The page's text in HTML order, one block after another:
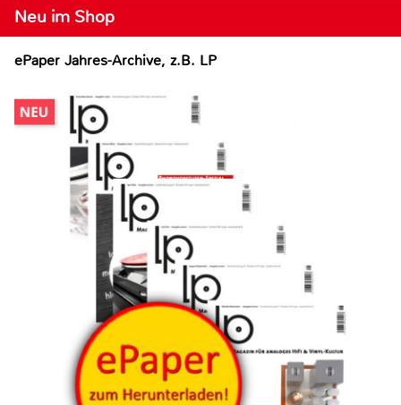
Neu im Shop
ePaper Jahres-Archive, z.B. LP